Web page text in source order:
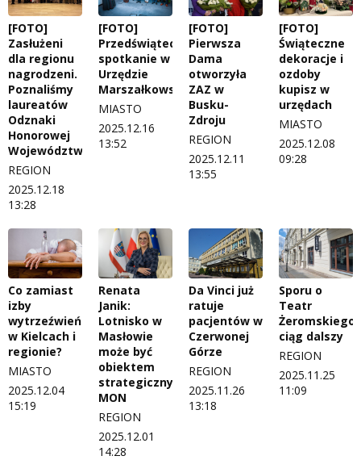
[FOTO]
Zasłużeni
dla regionu
nagrodzeni.
Poznaliśmy
laureatów
Odznaki
Honorowej
Województwa
REGION
2025.12.18
13:28
[FOTO]
Przedświąteczne
spotkanie w
Urzędzie
Marszałkowskim
MIASTO
2025.12.16
13:52
[FOTO]
Pierwsza
Dama
otworzyła
ZAZ w
Busku-
Zdroju
REGION
2025.12.11
13:55
[FOTO]
Świąteczne
dekoracje i
ozdoby
kupisz w
urzędach
MIASTO
2025.12.08
09:28
Co zamiast
izby
wytrzeźwień
w Kielcach i
regionie?
MIASTO
2025.12.04
15:19
Renata
Janik:
Lotnisko w
Masłowie
może być
obiektem
strategicznym
MON
REGION
2025.12.01
14:28
Da Vinci już
ratuje
pacjentów w
Czerwonej
Górze
REGION
2025.11.26
13:18
Sporu o
Teatr
Żeromskiego
ciąg dalszy
REGION
2025.11.25
11:09